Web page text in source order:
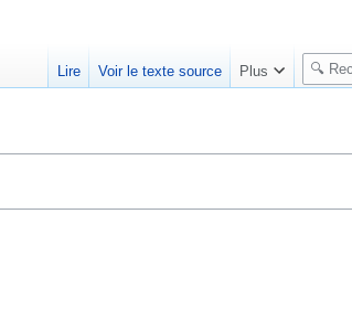
Lire Voir le texte source Plus
R
e
e
c